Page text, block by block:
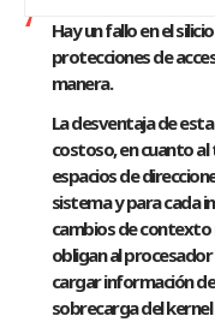
Hay un fallo en el
protecciones de
manera.
La desventaja de
costoso, en cuanto
espacios de
sistema y para cada
cambios de
obligan al
cargar información
sobrecarga del